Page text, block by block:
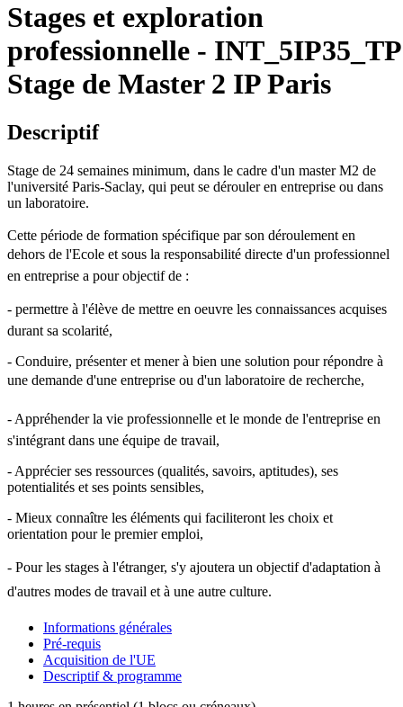
Stages et exploration
professionnelle -
Stage de Master 2 IP Paris
Descriptif
Stage de 24 semaines minimum, dans le cadre d'un master M2 de
l'université Paris-Saclay, qui peut se dérouler en entreprise ou dans
un laboratoire.
Cette période de formation spécifique par son déroulement en
dehors de l'Ecole et sous la responsabilité directe d'un professionnel
en entreprise a pour objectif de :
- permettre à l'élève de mettre en oeuvre les connaissances acquises
durant sa scolarité,
- Conduire, présenter et mener à bien une solution pour répondre à
une demande d'une entreprise ou d'un laboratoire de recherche,
- Appréhender la vie professionnelle et le monde de l'entreprise en
s'intégrant dans une équipe de travail,
- Apprécier ses ressources (qualités, savoirs, aptitudes), ses
potentialités et ses points sensibles,
- Mieux connaître les éléments qui faciliteront les choix et
orientation pour le premier emploi,
- Pour les stages à l'étranger, s'y ajoutera un objectif d'adaptation à
d'autres modes de travail et à une autre culture.
Informations générales
Pré-requis
Acquisition de l'UE
Descriptif & programme